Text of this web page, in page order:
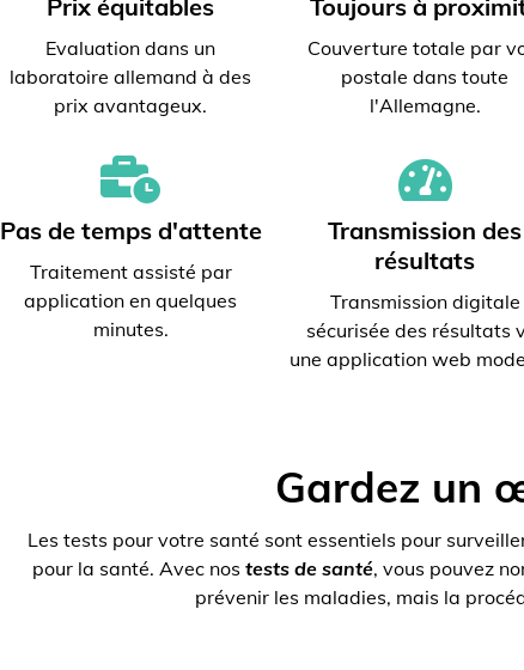
Prix ​​équitables
Evaluation dans un
laboratoire allemand à des
prix avantageux.
Toujours à
Couverture totale par
postale dans toute
l'Allemagne.
Pas de temps d'attente
Traitement assisté par
application en quelques
minutes.
Transmission des
résultats
Transmission digitale
sécurisée des résultats
une application web
Gardez un
Les tests pour votre santé sont essentiels pour
pour la santé. Avec nos tests de santé, vous pouvez
prévenir les maladies, mais la